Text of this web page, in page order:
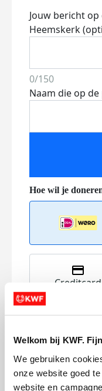
Welkom bij KWF.
We gebruiken
onze website goed
website en
Jouw bericht op
Heemskerk
0/150
Naam die op
Creditcard
Referentie